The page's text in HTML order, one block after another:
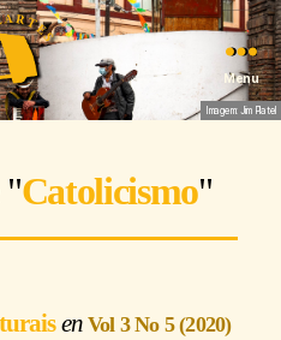
Menu
Imagem: Jim Platel
"Catolicismo"
Vol 3 No 5 (2020)